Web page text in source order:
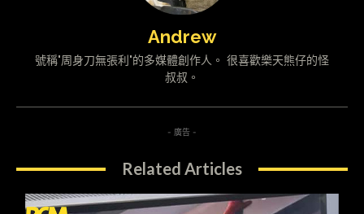
Andrew
號稱"周身刀無張利"的多媒體創作人。 很喜歡樂天熊仔的怪
叔叔。
- 廣告 -
Related Articles